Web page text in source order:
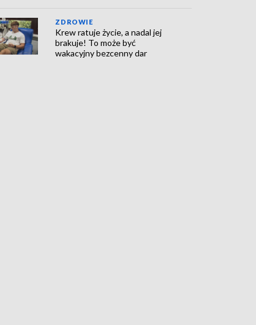
ZDROWIE
Krew ratuje życie, a nadal jej
brakuje! To może być
wakacyjny bezcenny dar